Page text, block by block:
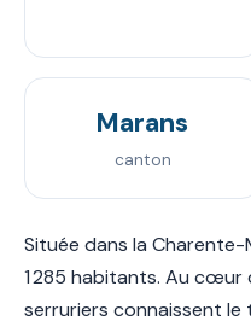
Marans
canton
Située dans la Charente-
1 285 habitants. Au cœur
serruriers connaissent le